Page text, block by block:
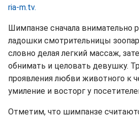
ria-m.tv.
Шимпанзе сначала внимательно
ладошки смотрительницы
словно делая легкий массаж,
обнимать и целовать девушку.
проявления любви животного к
умиление и восторг у
Отметим, что шимпанзе